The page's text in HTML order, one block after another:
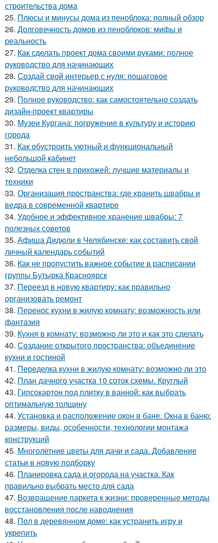
строительства дома
25. Плюсы и минусы дома из пеноблока: полный обзор
26. Долговечность домов из пеноблоков: мифы и
реальность
27. Как сделать проект дома своими руками: полное
руководство для начинающих
28. Создай свой интерьер с нуля: пошаговое
руководство для начинающих
29. Полное руководство: как самостоятельно создать
дизайн-проект квартиры
30. Музеи Кургана: погружение в культуру и историю
города
31. Как обустроить уютный и функциональный
небольшой кабинет
32. Отделка стен в прихожей: лучшие материалы и
техники
33. Организация пространства: где хранить швабры и
ведра в современной квартире
34. Удобное и эффективное хранение швабры: 7
полезных советов
35. Афиша Дидюли в Челябинске: как составить свой
личный календарь событий
36. Как не пропустить важное событие в расписании
группы Бутырка Красноярск
37. Переезд в новую квартиру: как правильно
организовать ремонт
38. Перенос кухни в жилую комнату: возможность или
фантазия
39. Кухня в комнату: возможно ли это и как это сделать
40. Создание открытого пространства: объединение
кухни и гостиной
41. Переделка кухни в жилую комнату: возможно ли это
42. План дачного участка 10 соток схемы. Круглый
43. Гипсокартон под плитку в ванной: как выбрать
оптимальную толщину
44. Установка и расположение окон в бане. Окна в баню:
размеры, виды, особенности, технологии монтажа
конструкций
45. Многолетние цветы для дачи и сада. Добавление
статьи в новую подборку
46. Планировка сада и огорода на участка. Как
правильно выбрать место для сада
47. Возвращение паркета к жизни: проверенные методы
восстановления после наводнения
48. Пол в деревянном доме: как устранить игру и
укрепить